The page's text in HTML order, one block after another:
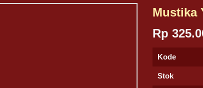
Mustika
Rp
Kode
Stok